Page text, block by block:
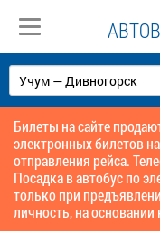
Билеты на сайте
электронных билетов
отправления рейса.
Посадка в автобус по
только при
личность, на